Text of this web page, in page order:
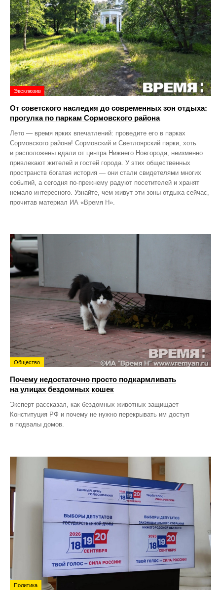
Эксклюзив
От советского наследия до современных зон отдыха:
прогулка по паркам Сормовского района
Лето — время ярких впечатлений: проведите его в парках
Сормовского района! Сормовский и Светлоярский парки, хоть
и расположены вдали от центра Нижнего Новгорода, неизменно
привлекают жителей и гостей города. У этих общественных
пространств богатая история — они стали свидетелями многих
событий, а сегодня по‑прежнему радуют посетителей и хранят
немало интересного. Узнайте, чем живут эти зоны отдыха сейчас,
прочитав материал ИА «Время Н».
Общество
Почему недостаточно просто подкармливать
на улицах бездомных кошек
Эксперт рассказал, как бездомных животных защищает
Конституция РФ и почему не нужно перекрывать им доступ
в подвалы домов.
Политика